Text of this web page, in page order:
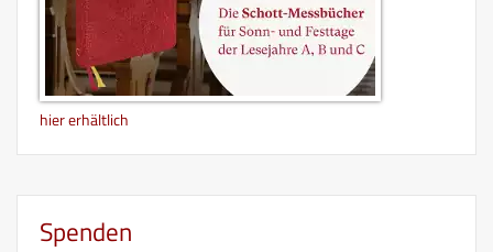
hier erhältlich
Spenden